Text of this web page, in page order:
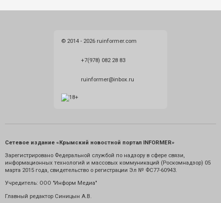
© 2014 - 2026 ruinformer.com
+7(978) 082 28 83
ruinformer@inbox.ru
Сетевое издание «Крымский новостной портал INFORMER»
Зарегистрировано Федеральной службой по надзору в сфере связи,
информационных технологий и массовых коммуникаций (Роскомнадзор) 05
марта 2015 года, свидетельство о регистрации Эл № ФС77-60943.
Учредитель: ООО "Информ Медиа"
Главный редактор Синицын А.В.